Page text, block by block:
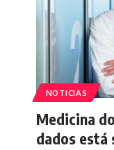
NOTICIAS
Medicina
dados está